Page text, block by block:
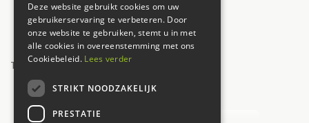
Zaterdag 09:00 - 17:00
Zondag
12:00 - 17:00
Toon alle openingstijden
UW MENING TELT!
Deze website gebruikt cookies om uw
gebruikerservaring te verbeteren. Door
onze website te gebruiken, stemt u in met
alle cookies in overeenstemming met ons
Cookiebeleid. Lees verder
STRIKT NOODZAKELIJK
PRESTATIE